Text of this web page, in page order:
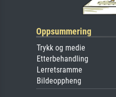
Oppsummering
Trykk og medie
Etterbehandling
Lerretsramme
Bildeoppheng